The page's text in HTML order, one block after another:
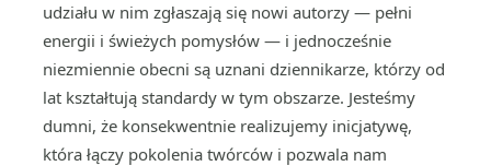
udziału w nim zgłaszają się nowi autorzy — pełni
energii i świeżych pomysłów — i jednocześnie
niezmiennie obecni są uznani dziennikarze, którzy od
lat kształtują standardy w tym obszarze. Jesteśmy
dumni, że konsekwentnie realizujemy inicjatywę,
która łączy pokolenia twórców i pozwala nam